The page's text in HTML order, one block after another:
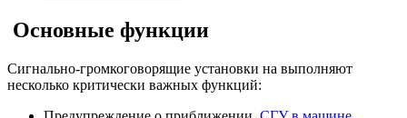
Основные функции
Сигнально-громкоговорящие установки на выполняют
несколько критически важных функций: